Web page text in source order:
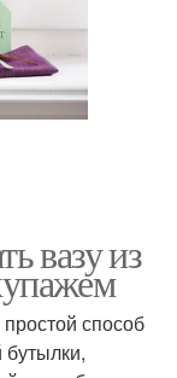
вазу из
способ
бутылки,